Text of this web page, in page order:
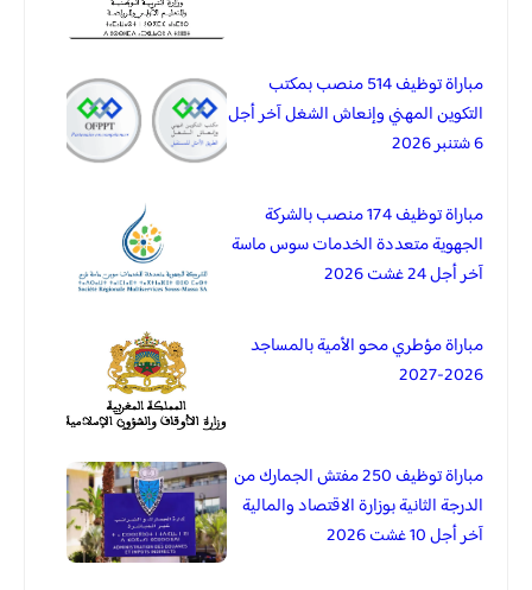
مباراة توظيف 514 منصب بمكتب
التكوين المهني وإنعاش الشغل آخر أجل
6 شتنبر 2026
مباراة توظيف 174 منصب بالشركة
الجهوية متعددة الخدمات سوس ماسة
آخر أجل 24 غشت 2026
مباراة مؤطري محو الأمية بالمساجد
2026-2027
مباراة توظيف 250 مفتش الجمارك من
الدرجة الثانية بوزارة الاقتصاد والمالية
آخر أجل 10 غشت 2026